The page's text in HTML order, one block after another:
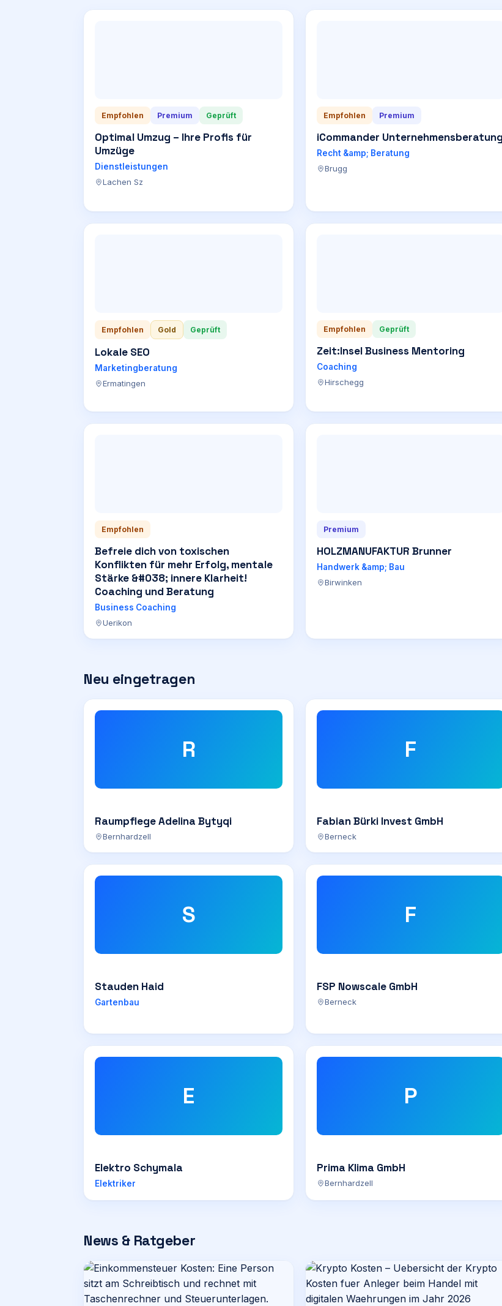
Empfohlen Premium Geprüft
Optimal Umzug – Ihre Profis für
Umzüge
Dienstleistungen
Lachen Sz
Empfohlen Premium
iCommander Unternehmensberatung
Recht &amp; Beratung
Brugg
Empfohlen Gold Geprüft
Lokale SEO
Marketingberatung
Ermatingen
Empfohlen Geprüft
Zeit:Insel Business Mentoring
Coaching
Hirschegg
Empfohlen
Befreie dich von toxischen
Konflikten für mehr Erfolg, mentale
Stärke &#038; innere Klarheit!
Coaching und Beratung
Business Coaching
Uerikon
Premium
HOLZMANUFAKTUR Brunner
Handwerk &amp; Bau
Birwinken
Neu eingetragen
R
Raumpflege Adelina Bytyqi
Bernhardzell
F
Fabian Bürki Invest GmbH
Berneck
S
Stauden Haid
Gartenbau
F
FSP Nowscale GmbH
Berneck
E
Elektro Schymala
Elektriker
P
Prima Klima GmbH
Bernhardzell
News & Ratgeber